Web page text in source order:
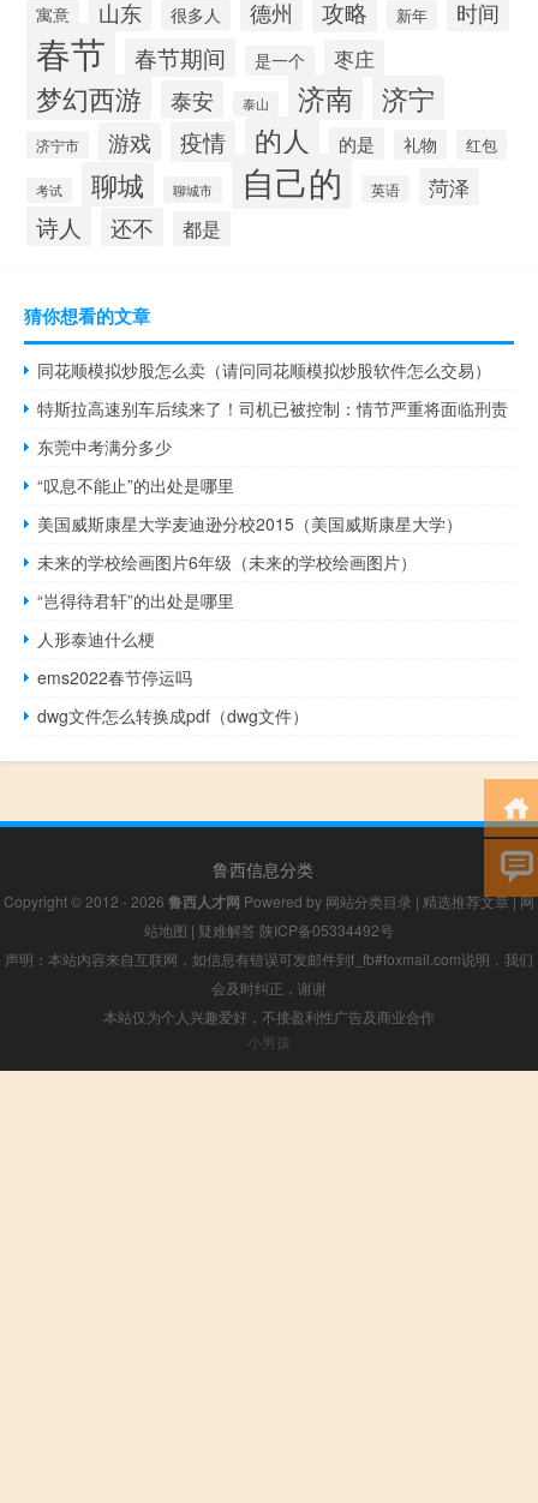
寓意 山东 很多人 德州 攻略 新年 时间
春节 春节期间 是一个 枣庄
梦幻西游 泰安 泰山 济南 济宁
济宁市 游戏 疫情 的人 的是 礼物 红包
考试 聊城 聊城市 自己的 英语 菏泽
诗人 还不 都是
猜你想看的文章
同花顺模拟炒股怎么卖（请问同花顺模拟炒股软件怎么交易）
特斯拉高速别车后续来了！司机已被控制：情节严重将面临刑责
东莞中考满分多少
“叹息不能止”的出处是哪里
美国威斯康星大学麦迪逊分校2015（美国威斯康星大学）
未来的学校绘画图片6年级（未来的学校绘画图片）
“岂得待君轩”的出处是哪里
人形泰迪什么梗
ems2022春节停运吗
dwg文件怎么转换成pdf（dwg文件）
鲁西信息分类
Copyright © 2012 - 2026 鲁西人才网 Powered by 网站分类目录 | 精选推荐文章|网
站地图 | 疑难解答 陕ICP备05334492号
声明：本站内容来自互联网，如信息有错误可发邮件到f_fb#foxmail.com说明，我们
会及时纠正，谢谢
本站仅为个人兴趣爱好，不接盈利性广告及商业合作
小男孩